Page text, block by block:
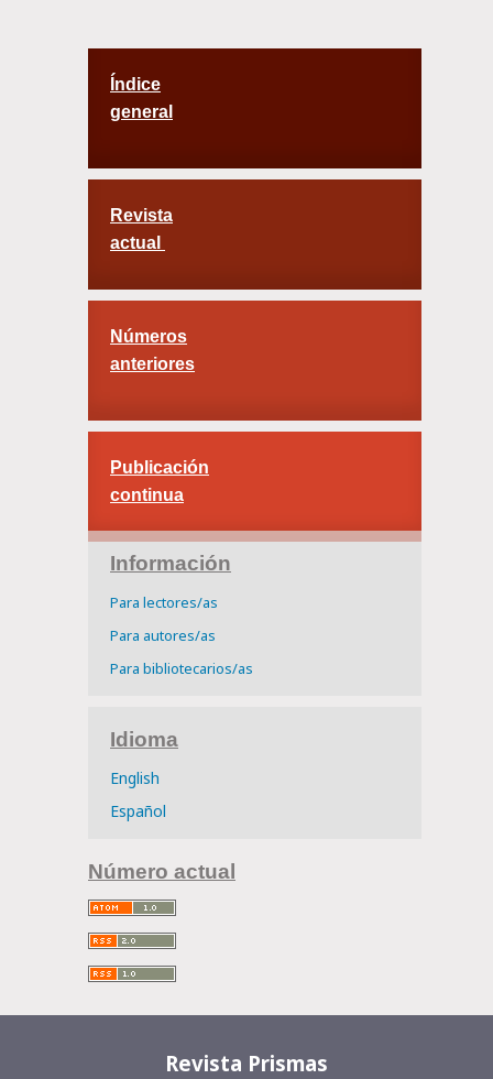
Índice
general
Revista
actual
Números
anteriores
Publicación
continua
Información
Para lectores/as
Para autores/as
Para bibliotecarios/as
Idioma
English
Español
Número actual
Revista Prismas